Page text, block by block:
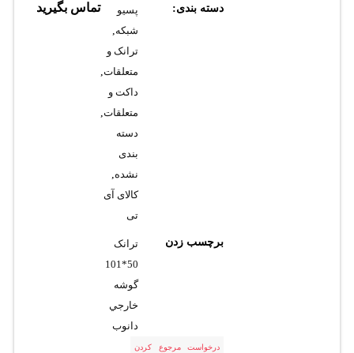
دسته بندی:
پسیو
شبکه,
ترانک و
متعلقات,
داکت و
متعلقات,
دسته
بندی
نشده,
کالای آی
تی
برچسب زدن
ترانک
50*101
گوشه
خارجي
دانوب
درخواست مرجوع کردن
تماس بگیرید